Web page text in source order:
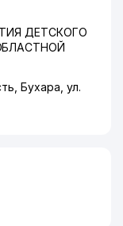
ДЕТСКОГО
,Бухара ул.